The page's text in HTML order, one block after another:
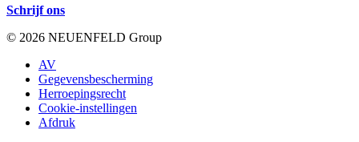
Schrijf ons
© 2026 NEUENFELD Group
AV
Gegevensbescherming
Herroepingsrecht
Cookie-instellingen
Afdruk